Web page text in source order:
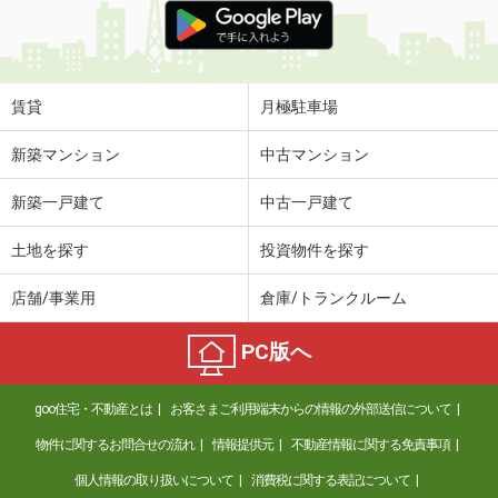
賃貸 月極駐車場
新築マンション 中古マンション
新築一戸建て 中古一戸建て
土地を探す 投資物件を探す
店舗/事業用 倉庫/トランクルーム
PC版へ
goo住宅・不動産とは お客さまご利用端末からの情報の外部送信について
物件に関するお問合せの流れ 情報提供元 不動産情報に関する免責事項
個人情報の取り扱いについて 消費税に関する表記について